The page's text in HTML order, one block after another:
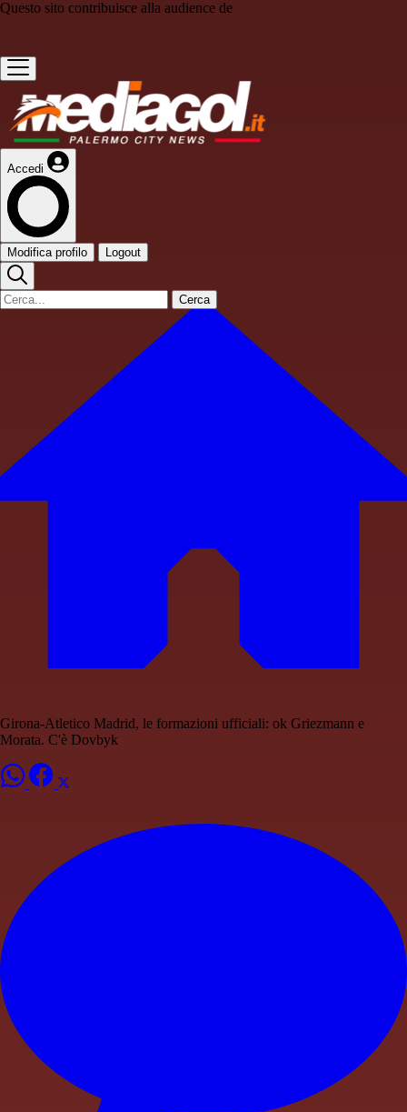
Questo sito contribuisce alla audience de
Accedi
Modifica profilo Logout
Cerca
Girona-Atletico Madrid, le formazioni ufficiali: ok Griezmann e
Morata. C'è Dovbyk